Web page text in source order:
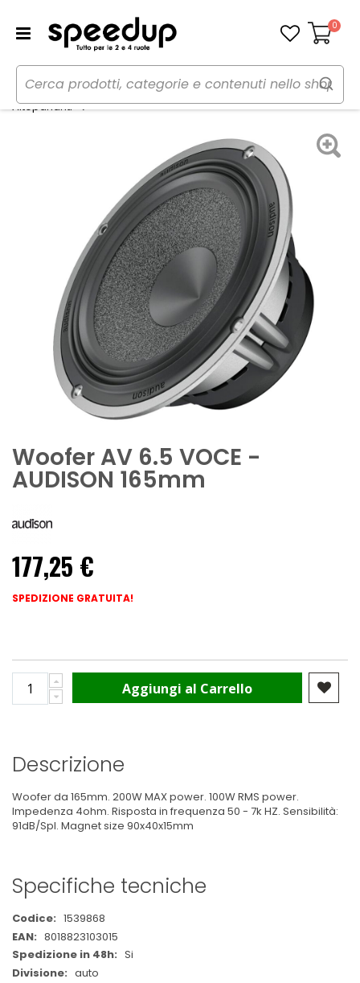
Carrello
0
Home Auto
Audio elettronica mobile
Altoparlanti
Woofer AV 6.5 VOCE - AUDISON
Woofer AV 6.5 VOCE -
AUDISON 165mm
177,25 €
SPEDIZIONE GRATUITA!
Aggiungi al Carrello
Descrizione
Woofer da 165mm. 200W MAX power. 100W RMS power.
Impedenza 4ohm. Risposta in frequenza 50 - 7k HZ. Sensibilità:
91dB/Spl. Magnet size 90x40x15mm
Specifiche tecniche
Maggiori
Informazioni
1539868
8018823103015
Si
auto